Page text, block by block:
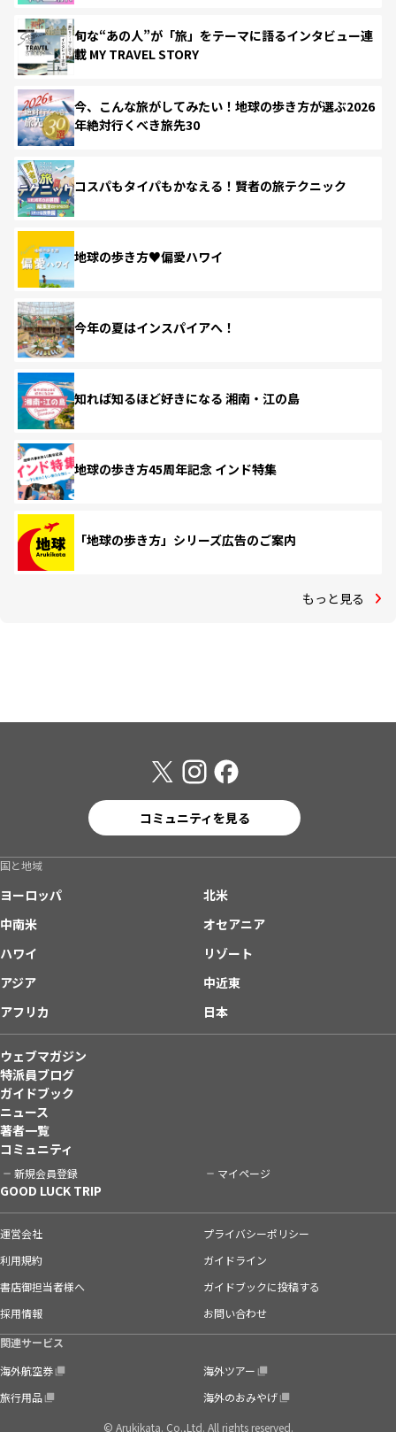
旬な“あの人”が「旅」をテーマに語るインタビュー連
載 MY TRAVEL STORY
今、こんな旅がしてみたい！地球の歩き方が選ぶ2026
年絶対行くべき旅先30
コスパもタイパもかなえる！賢者の旅テクニック
地球の歩き方♥偏愛ハワイ
今年の夏はインスパイアへ！
知れば知るほど好きになる 湘南・江の島
地球の歩き方45周年記念 インド特集
「地球の歩き方」シリーズ広告のご案内
もっと見る
コミュニティを見る
国と地域
ヨーロッパ
北米
中南米
オセアニア
ハワイ
リゾート
アジア
中近東
アフリカ
日本
ウェブマガジン
特派員ブログ
ガイドブック
ニュース
著者一覧
コミュニティ
新規会員登録 マイページ
GOOD LUCK TRIP
運営会社
プライバシーポリシー
利用規約
ガイドライン
書店御担当者様へ
ガイドブックに投稿する
採用情報
お問い合わせ
関連サービス
海外航空券
海外ツアー
旅行用品
海外のおみやげ
© Arukikata. Co.,Ltd. All rights reserved.